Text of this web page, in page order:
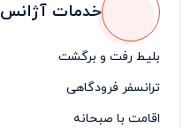
خدمات آژانس
بلیط رفت و برگشت
ترانسفر فرودگاهی
اقامت با صبحانه